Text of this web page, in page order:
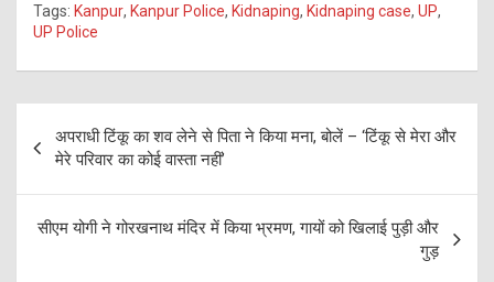
Tags: Kanpur, Kanpur Police, Kidnaping, Kidnaping case, UP,
UP Police
navigation
अपराधी टिंकू का शव लेने से पिता ने किया मना, बोलें – ‘टिंकू से मेरा और
मेरे परिवार का कोई वास्ता नहीं’
सीएम योगी ने गोरखनाथ मंदिर में किया भ्रमण, गायों को खिलाई पुड़ी और
गुड़